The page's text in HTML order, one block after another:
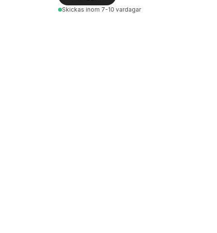
Skickas inom 7-10 vardagar